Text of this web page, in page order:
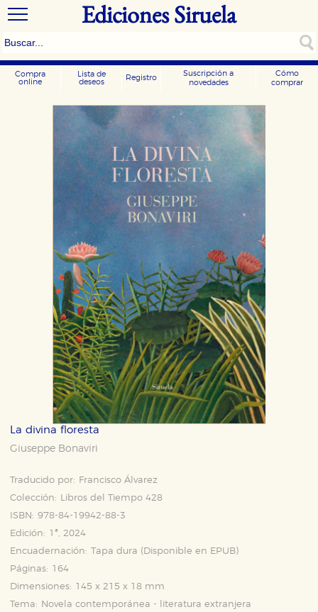
Ediciones Siruela
Compra
online
Lista de
deseos
Registro
Suscripción a
novedades
Cómo
comprar
La divina floresta
Giuseppe Bonaviri
Traducido por:
Francisco Álvarez
Colección:
Libros del Tiempo 428
ISBN: 978-84-19942-88-3
Edición: 1ª, 2024
Encuadernación: Tapa dura (Disponible en EPUB)
Páginas: 164
Dimensiones: 145 x 215 x 18 mm
Tema:
Novela contemporánea - literatura extranjera